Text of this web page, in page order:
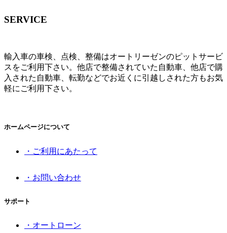
SERVICE
輸入車の車検、点検、整備はオートリーゼンのピットサービ
スをご利用下さい。他店で整備されていた自動車、他店で購
入された自動車、転勤などでお近くに引越しされた方もお気
軽にご利用下さい。
ホームページについて
・ご利用にあたって
・お問い合わせ
サポート
・オートローン